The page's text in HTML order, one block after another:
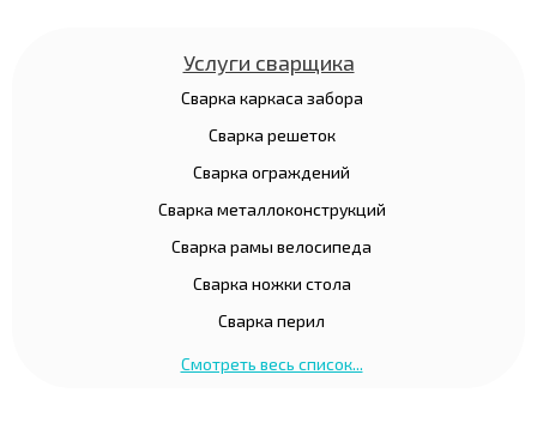
Услуги сварщика
Сварка каркаса забора
Сварка решеток
Сварка ограждений
Сварка металлоконструкций
Сварка рамы велосипеда
Сварка ножки стола
Сварка перил
Смотреть весь список...